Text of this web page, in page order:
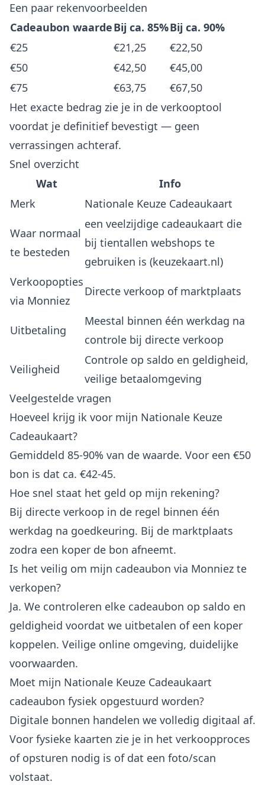
Een paar rekenvoorbeelden
Cadeaubon waardeBij ca. 85%Bij ca. 90%
€25
€21,25
€22,50
€50
€42,50
€45,00
€75
€63,75
€67,50
Het exacte bedrag zie je in de verkooptool
voordat je definitief bevestigt — geen
verrassingen achteraf.
Snel overzicht
Wat
Info
Merk
Nationale Keuze Cadeaukaart
Waar normaal
te besteden
een veelzijdige cadeaukaart die
bij tientallen webshops te
gebruiken is (keuzekaart.nl)
Verkoopopties
via Monniez
Directe verkoop of marktplaats
Uitbetaling
Meestal binnen één werkdag na
controle bij directe verkoop
Veiligheid
Controle op saldo en geldigheid,
veilige betaalomgeving
Veelgestelde vragen
Hoeveel krijg ik voor mijn Nationale Keuze
Cadeaukaart?
Gemiddeld 85-90% van de waarde. Voor een €50
bon is dat ca. €42-45.
Hoe snel staat het geld op mijn rekening?
Bij directe verkoop in de regel binnen één
werkdag na goedkeuring. Bij de marktplaats
zodra een koper de bon afneemt.
Is het veilig om mijn cadeaubon via Monniez te
verkopen?
Ja. We controleren elke cadeaubon op saldo en
geldigheid voordat we uitbetalen of een koper
koppelen. Veilige online omgeving, duidelijke
voorwaarden.
Moet mijn Nationale Keuze Cadeaukaart
cadeaubon fysiek opgestuurd worden?
Digitale bonnen handelen we volledig digitaal af.
Voor fysieke kaarten zie je in het verkoopproces
of opsturen nodig is of dat een foto/scan
volstaat.